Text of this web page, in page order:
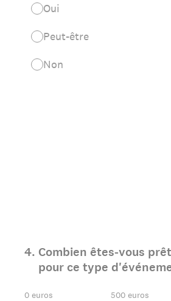
Oui
Peut-être
Non
4. Combien êtes-vous
pour ce type
0 euros 500 euros